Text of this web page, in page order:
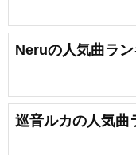
Neruの人気曲ラン
巡音ルカの人気曲